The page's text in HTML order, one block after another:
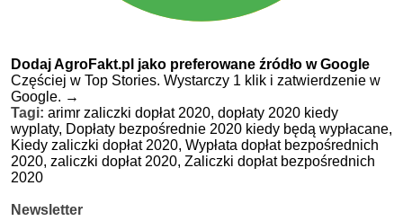
Dodaj AgroFakt.pl jako preferowane źródło w Google
Częściej w Top Stories. Wystarczy 1 klik i zatwierdzenie w
Google. →
Tagi: arimr zaliczki dopłat 2020, dopłaty 2020 kiedy
wyplaty, Dopłaty bezpośrednie 2020 kiedy będą wypłacane,
Kiedy zaliczki dopłat 2020, Wypłata dopłat bezpośrednich
2020, zaliczki dopłat 2020, Zaliczki dopłat bezpośrednich
2020
Newsletter